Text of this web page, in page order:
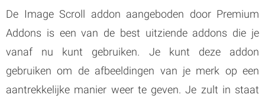
De Image Scroll addon aangeboden door Premium
Addons is een van de best uitziende addons die je
vanaf nu kunt gebruiken. Je kunt deze addon
gebruiken om de afbeeldingen van je merk op een
aantrekkelijke manier weer te geven. Je zult in staat